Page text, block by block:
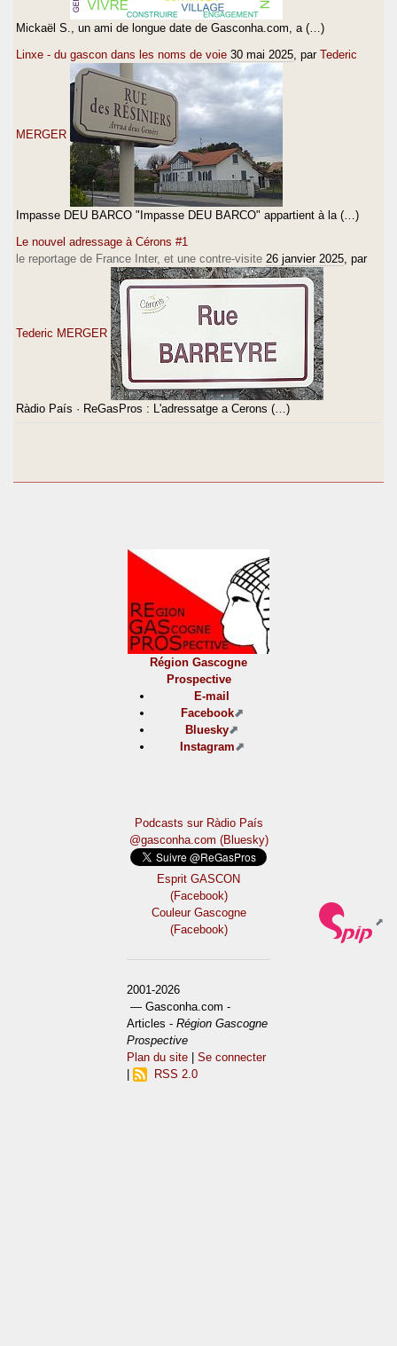
Mickaël S., un ami de longue date de Gasconha.com, a (…)
Linxe - du gascon dans les noms de voie 30 mai 2025 , par Tederic
MERGER
Impasse DEU BARCO "Impasse DEU BARCO" appartient à la (…)
Le nouvel adressage à Cérons #1
le reportage de France Inter, et une contre-visite 26 janvier 2025 , par
Tederic MERGER
Ràdio País · ReGasPros : L'adressatge a Cerons (…)
Région Gascogne
Prospective
E-mail
Facebook
Bluesky
Instagram
Podcasts sur Ràdio País
@gasconha.com (Bluesky)
Esprit GASCON
(Facebook)
Couleur Gascogne
(Facebook)
2001-2026
— Gasconha.com -
Articles -Région Gascogne
Prospective
Plan du site |Se connecter
RSS 2.0